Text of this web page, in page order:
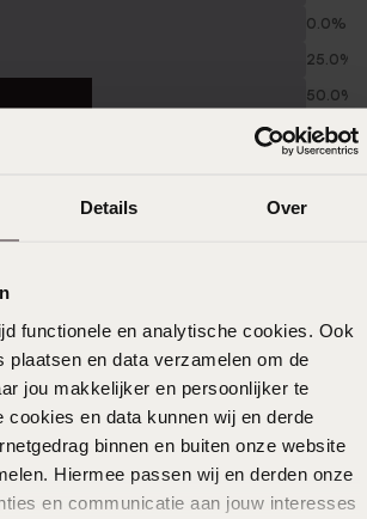
Details Over
functionele en analytische cookies. Ook
plaatsen en data verzamelen om de
jou makkelijker en persoonlijker te
cookies en data kunnen wij en derde
binnen en buiten onze website
Hiermee passen wij en derden onze
en communicatie aan jouw interesses
0.0%
25.0%
50.0%
de
K.
K.